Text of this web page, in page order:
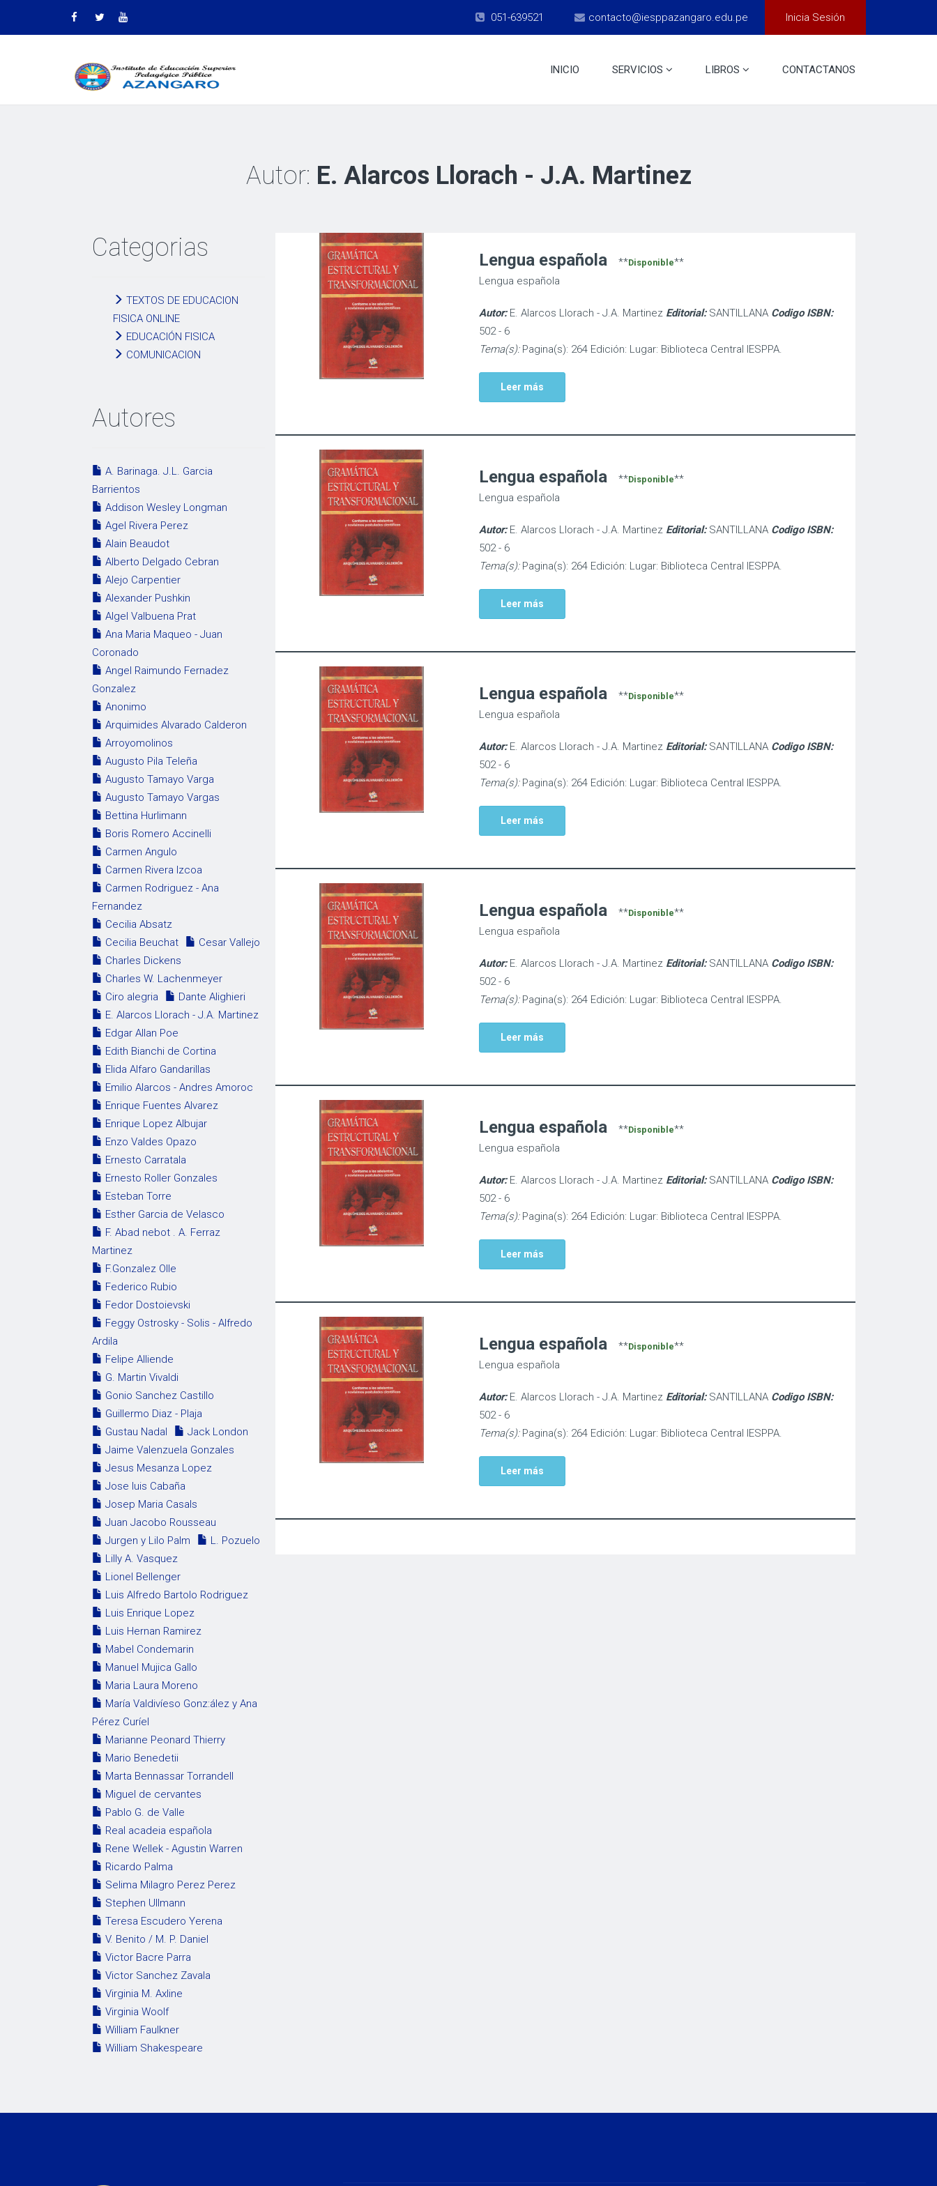
051-639521 contacto@iesppazangaro.edu.pe Inicia Sesión
INICIO SERVICIOS LIBROS CONTACTANOS
Autor: E. Alarcos Llorach - J.A. Martinez
Categorias
TEXTOS DE EDUCACION
FISICA ONLINE
EDUCACIÓN FISICA
COMUNICACION
Autores
A. Barinaga. J.L. Garcia
Barrientos
Addison Wesley Longman
Agel Rivera Perez
Alain Beaudot
Alberto Delgado Cebran
Alejo Carpentier
Alexander Pushkin
Algel Valbuena Prat
Ana Maria Maqueo - Juan
Coronado
Angel Raimundo Fernadez
Gonzalez
Anonimo
Arquimides Alvarado Calderon
Arroyomolinos
Augusto Pila Teleña
Augusto Tamayo Varga
Augusto Tamayo Vargas
Bettina Hurlimann
Boris Romero Accinelli
Carmen Angulo
Carmen Rivera Izcoa
Carmen Rodriguez - Ana
Fernandez
Cecilia Absatz
Cecilia Beuchat
Cesar Vallejo
Charles Dickens
Charles W. Lachenmeyer
Ciro alegria
Dante Alighieri
E. Alarcos Llorach - J.A. Martinez
Edgar Allan Poe
Edith Bianchi de Cortina
Elida Alfaro Gandarillas
Emilio Alarcos - Andres Amoroc
Enrique Fuentes Alvarez
Enrique Lopez Albujar
Enzo Valdes Opazo
Ernesto Carratala
Ernesto Roller Gonzales
Esteban Torre
Esther Garcia de Velasco
F. Abad nebot . A. Ferraz
Martinez
F.Gonzalez Olle
Federico Rubio
Fedor Dostoievski
Feggy Ostrosky - Solis - Alfredo
Ardila
Felipe Alliende
G. Martin Vivaldi
Gonio Sanchez Castillo
Guillermo Diaz - Plaja
Gustau Nadal
Jack London
Jaime Valenzuela Gonzales
Jesus Mesanza Lopez
Jose luis Cabaña
Josep Maria Casals
Juan Jacobo Rousseau
Jurgen y Lilo Palm
L. Pozuelo
Lilly A. Vasquez
Lionel Bellenger
Luis Alfredo Bartolo Rodriguez
Luis Enrique Lopez
Luis Hernan Ramirez
Mabel Condemarin
Manuel Mujica Gallo
Maria Laura Moreno
María Valdivíeso Gonz:ález y Ana
Pérez Curíel
Marianne Peonard Thierry
Mario Benedetii
Marta Bennassar Torrandell
Miguel de cervantes
Pablo G. de Valle
Real acadeia española
Rene Wellek - Agustin Warren
Ricardo Palma
Selima Milagro Perez Perez
Stephen Ullmann
Teresa Escudero Yerena
V. Benito / M. P. Daniel
Victor Bacre Parra
Victor Sanchez Zavala
Virginia M. Axline
Virginia Woolf
William Faulkner
William Shakespeare
Lengua española**Disponible**
Lengua española
Autor:E. Alarcos Llorach - J.A. Martinez Editorial:SANTILLANA Codigo ISBN:
502 - 6
Tema(s):Pagina(s): 264 Edición: Lugar: Biblioteca Central IESPPA.
Leer más
Lengua española**Disponible**
Lengua española
Autor:E. Alarcos Llorach - J.A. Martinez Editorial:SANTILLANA Codigo ISBN:
502 - 6
Tema(s):Pagina(s): 264 Edición: Lugar: Biblioteca Central IESPPA.
Leer más
Lengua española**Disponible**
Lengua española
Autor:E. Alarcos Llorach - J.A. Martinez Editorial:SANTILLANA Codigo ISBN:
502 - 6
Tema(s):Pagina(s): 264 Edición: Lugar: Biblioteca Central IESPPA.
Leer más
Lengua española**Disponible**
Lengua española
Autor:E. Alarcos Llorach - J.A. Martinez Editorial:SANTILLANA Codigo ISBN:
502 - 6
Tema(s):Pagina(s): 264 Edición: Lugar: Biblioteca Central IESPPA.
Leer más
Lengua española**Disponible**
Lengua española
Autor:E. Alarcos Llorach - J.A. Martinez Editorial:SANTILLANA Codigo ISBN:
502 - 6
Tema(s):Pagina(s): 264 Edición: Lugar: Biblioteca Central IESPPA.
Leer más
Lengua española**Disponible**
Lengua española
Autor:E. Alarcos Llorach - J.A. Martinez Editorial:SANTILLANA Codigo ISBN:
502 - 6
Tema(s):Pagina(s): 264 Edición: Lugar: Biblioteca Central IESPPA.
Leer más